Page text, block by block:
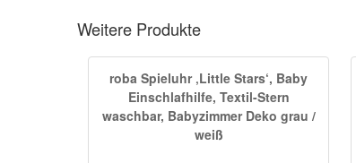
Weitere Produkte
roba Spieluhr ‚Little Stars‘, Baby
Einschlafhilfe, Textil-Stern
waschbar, Babyzimmer Deko grau /
weiß